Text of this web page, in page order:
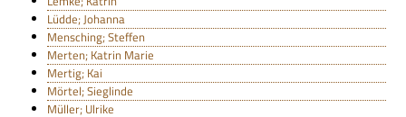
Lüdde; Johanna
Mensching; Steffen
Merten; Katrin Marie
Mertig; Kai
Mörtel; Sieglinde
Müller; Ulrike